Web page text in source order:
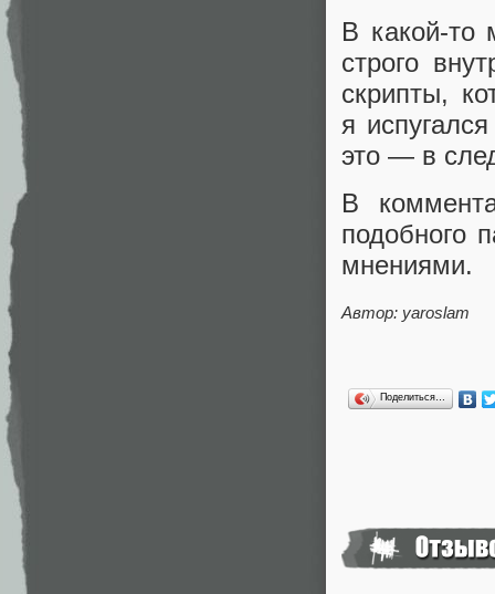
В какой-то
строго
скрипты,
я
это — в
В
подобного
мнениями.
Автор: yaroslam
Поделиться…